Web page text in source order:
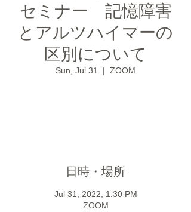
セミナー 記憶障害
とアルツハイマーの
区別について
Sun, Jul 31
  |
ZOOM
日時・場所
Jul 31, 2022, 1:30 PM
ZOOM